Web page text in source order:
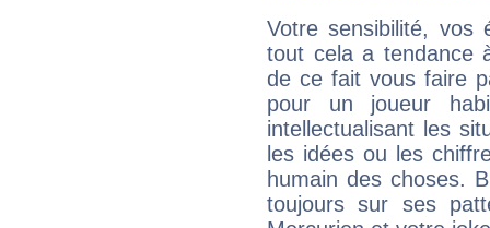
Votre sensibilité,
tout cela a tendance
de ce fait vous faire
pour un joueur
intellectualisant les
les idées ou les
humain des choses.
toujours sur ses